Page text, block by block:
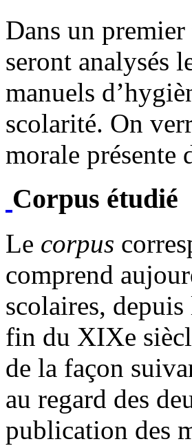
Dans un
seront analysés
manuels
scolarité. On
morale présente
Corpus étudié
Le corpus
comprend
scolaires,
fin du XIXe
de la façon
au regard des
publication des